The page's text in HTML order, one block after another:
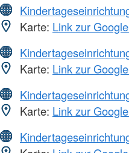
Karte: Link zur
Karte: Link zur
Karte: Link zur